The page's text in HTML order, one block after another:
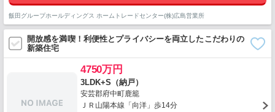
飯田グループホールディングス ホームトレードセンター(株)広島営業所
開放感を満喫！利便性とプライバシーを両立したこだわりの
新築住宅
4750万円
3LDK+S（納戸）
安芸郡府中町鹿籠
ＪＲ山陽本線「向洋」歩14分